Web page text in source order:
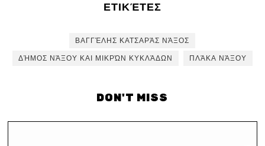
ΕΤΙΚΈΤΕΣ
ΒΑΓΓΈΛΗΣ ΚΑΤΣΑΡΆΣ ΝΆΞΟΣ
ΔΉΜΟΣ ΝΆΞΟΥ ΚΑΙ ΜΙΚΡΏΝ ΚΥΚΛΆΔΩΝ
ΠΛΆΚΑ ΝΆΞΟΥ
DON'T MISS